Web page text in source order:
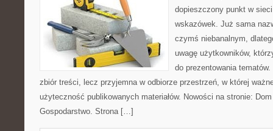
dopieszczony punkt w
wskazówek. Już sama
czymś niebanalnym,
uwagę użytkowników,
do prezentowania
zbiór treści, lecz przyjemna w odbiorze przestrzeń, w której
użyteczność publikowanych materiałów. Nowości na stronie:
Gospodarstwo. Strona […]